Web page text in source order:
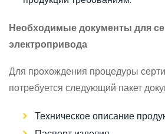
Необходимые документы для
электропривода
Для прохождения процедуры
потребуется следующий пакет
Техническое описание